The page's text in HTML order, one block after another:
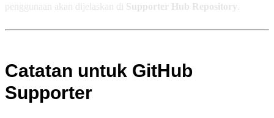
penggunaan akan dijelaskan di Supporter Hub Repository
Catatan untuk GitHub
Supporter